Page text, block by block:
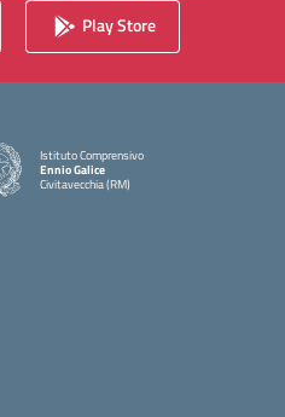
Play Store
Istituto Comprensivo
Ennio Galice
Civitavecchia (RM)